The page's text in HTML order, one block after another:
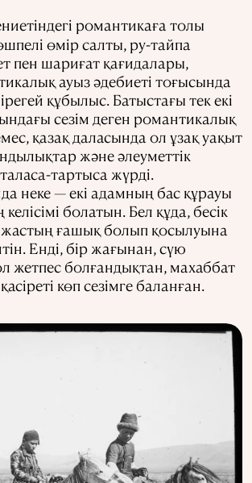
романтикаға толы
өмір салты, ру-тайпа
пен шариғат қағидалары,
ауыз әдебиеті тоғысында
құбылыс. Батыстағы тек екі
сезім деген романтикалық
қазақ даласында ол ұзақ уақыт
және әлеуметтік
тартыса жүрді.
неке — екі адамның бас құрауы
болатын. Бел құда, бесік
жастың ғашық болып қосылуына
Енді, бір жағынан, сүю
жетпес болғандықтан, махаббат
көп сезімге баланған.